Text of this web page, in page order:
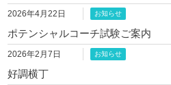
2026年4月22日 お知らせ
ポテンシャルコーチ試験ご案内
2026年2月7日 お知らせ
好調横丁